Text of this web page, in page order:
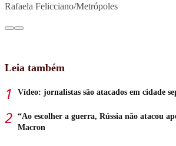
Rafaela Felicciano/Metrópoles
Leia também
Vídeo: jornalistas são atacados em cidade
“Ao escolher a guerra, Rússia não atacou
Macron